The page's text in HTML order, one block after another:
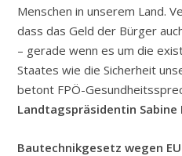
Menschen in unserem Land.
dass das Geld der Bürger
– gerade wenn es um die
Staates wie die Sicherheit
betont FPÖ-
Landtagspräsidentin Sabine
Bautechnikgesetz wegen